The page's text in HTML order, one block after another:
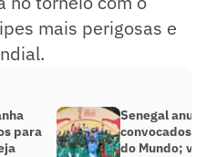
mais perigosas e
para
Senegal
convocados
do Mundo;